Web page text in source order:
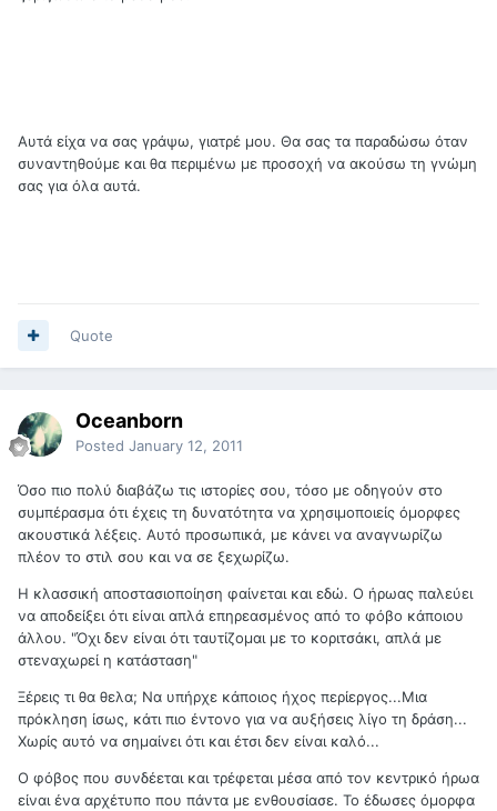
Αυτά είχα να σας γράψω, γιατρέ μου. Θα σας τα παραδώσω όταν
συναντηθούμε και θα περιμένω με προσοχή να ακούσω τη γνώμη
σας για όλα αυτά.
Quote
Oceanborn
Posted January 12, 2011
Όσο πιο πολύ διαβάζω τις ιστορίες σου, τόσο με οδηγούν στο
συμπέρασμα ότι έχεις τη δυνατότητα να χρησιμοποιείς όμορφες
ακουστικά λέξεις. Αυτό προσωπικά, με κάνει να αναγνωρίζω
πλέον το στιλ σου και να σε ξεχωρίζω.
Η κλασσική αποστασιοποίηση φαίνεται και εδώ. Ο ήρωας παλεύει
να αποδείξει ότι είναι απλά επηρεασμένος από το φόβο κάποιου
άλλου. "Όχι δεν είναι ότι ταυτίζομαι με το κοριτσάκι, απλά με
στεναχωρεί η κατάσταση"
Ξέρεις τι θα θελα; Να υπήρχε κάποιος ήχος περίεργος...Μια
πρόκληση ίσως, κάτι πιο έντονο για να αυξήσεις λίγο τη δράση...
Χωρίς αυτό να σημαίνει ότι και έτσι δεν είναι καλό...
Ο φόβος που συνδέεται και τρέφεται μέσα από τον κεντρικό ήρωα
είναι ένα αρχέτυπο που πάντα με ενθουσίασε. Το έδωσες όμορφα